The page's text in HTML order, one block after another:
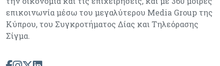
επικοινωνία μέσω του μεγαλύτερου Media Group της
Κύπρου, του Συγκροτήματος Δίας και Τηλεόρασης
Σίγμα.